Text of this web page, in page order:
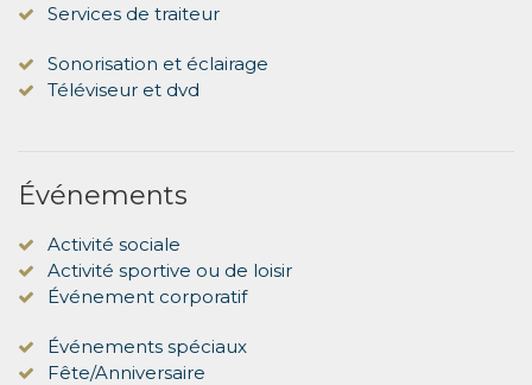
Services de traiteur
Sonorisation et éclairage
Téléviseur et dvd
Événements
Activité sociale
Activité sportive ou de loisir
Événement corporatif
Événements spéciaux
Fête/Anniversaire